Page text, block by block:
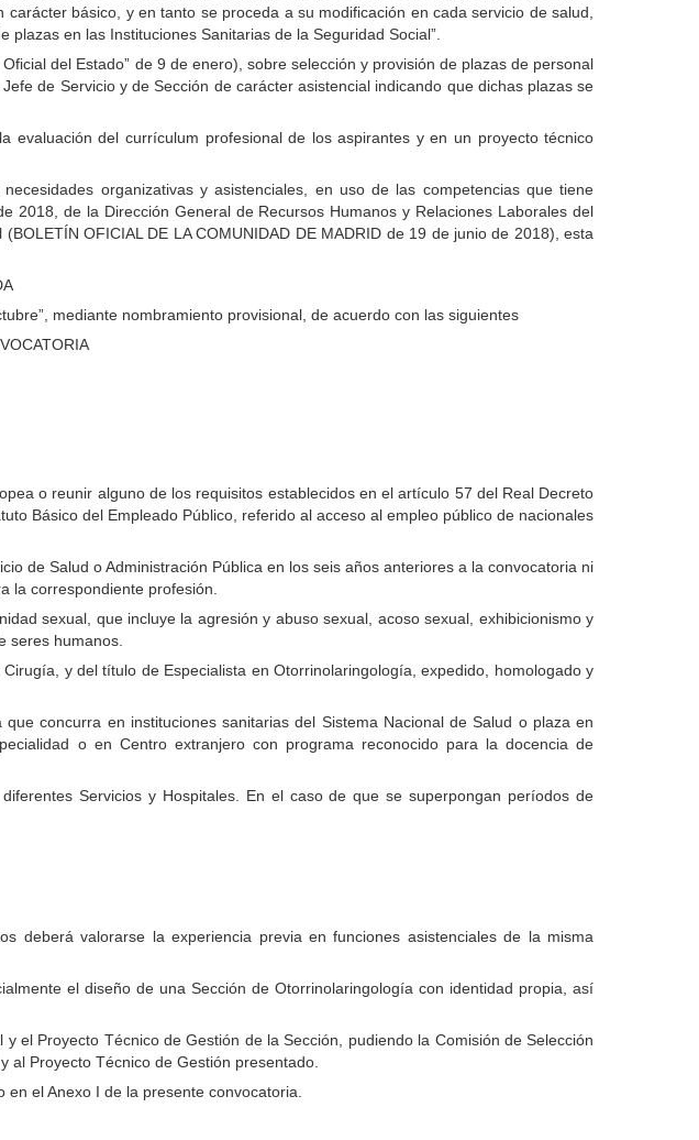
básico, y en tanto se proceda a su modificación en cada servicio de salud,
en las Instituciones Sanitarias de la Seguridad Social”.
del Estado” de 9 de enero), sobre selección y provisión de plazas de personal
de Servicio y de Sección de carácter asistencial indicando que dichas plazas se
evaluación del currículum profesional de los aspirantes y en un proyecto técnico
organizativas y asistenciales, en uso de las competencias que tiene
de la Dirección General de Recursos Humanos y Relaciones Laborales del
OFICIAL DE LA COMUNIDAD DE MADRID de 19 de junio de 2018), esta
mediante nombramiento provisional, de acuerdo con las siguientes
o reunir alguno de los requisitos establecidos en el artículo 57 del Real Decreto
Básico del Empleado Público, referido al acceso al empleo público de nacionales
de Salud o Administración Pública en los seis años anteriores a la convocatoria ni
la correspondiente profesión.
sexual, que incluye la agresión y abuso sexual, acoso sexual, exhibicionismo y
seres humanos.
y del título de Especialista en Otorrinolaringología, expedido, homologado y
concurra en instituciones sanitarias del Sistema Nacional de Salud o plaza en
o en Centro extranjero con programa reconocido para la docencia de
Servicios y Hospitales. En el caso de que se superpongan períodos de
deberá valorarse la experiencia previa en funciones asistenciales de la misma
el diseño de una Sección de Otorrinolaringología con identidad propia, así
el Proyecto Técnico de Gestión de la Sección, pudiendo la Comisión de Selección
Proyecto Técnico de Gestión presentado.
el Anexo I de la presente convocatoria.